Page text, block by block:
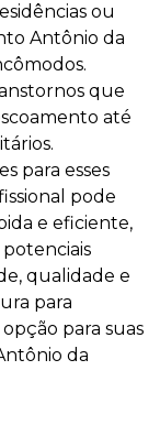
ou
Antônio da
que
até
para esses
pode
e eficiente,
qualidade e
para
para suas
da